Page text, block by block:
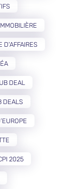
D'AFFAIRES
DEAL
DEALS
2025